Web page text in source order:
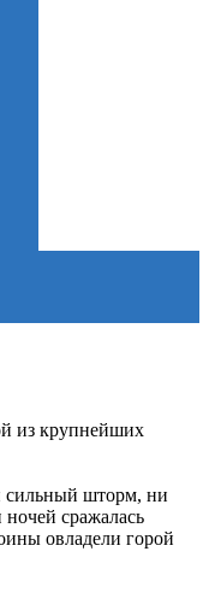
из крупнейших
сильный шторм, ни
сражалась
овладели горой